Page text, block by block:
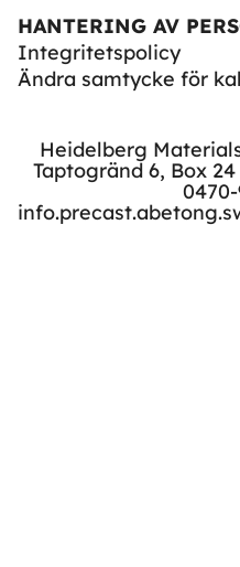
HANTERING AV
Integritetspolicy
Ändra samtycke för
Heidelberg
Taptogränd 6, Box